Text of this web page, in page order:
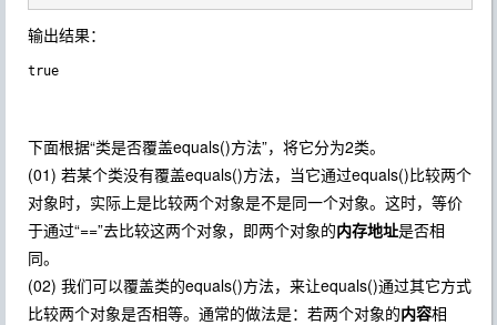
输出结果：
下面根据“类是否覆盖equals()方法”，将它分为2类。
(01) 若某个类没有覆盖equals()方法，当它通过equals()比较两个
对象时，实际上是比较两个对象是不是同一个对象。这时，等价
于通过“==”去比较这两个对象，即两个对象的内存地址是否相
同。
(02) 我们可以覆盖类的equals()方法，来让equals()通过其它方式
比较两个对象是否相等。通常的做法是：若两个对象的内容相